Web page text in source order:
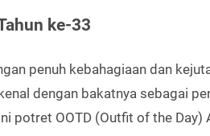
ke-33
penuh kebahagiaan dan
dengan bakatnya sebagai
potret OOTD (Outfit of the Day)